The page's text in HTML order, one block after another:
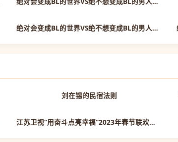
绝对会变成BL的世界VS绝不想变成BL的男人第二季
第5期
刘在锡的民宿法则
江苏卫视“用奋斗点亮幸福”2023年春节联欢晚会